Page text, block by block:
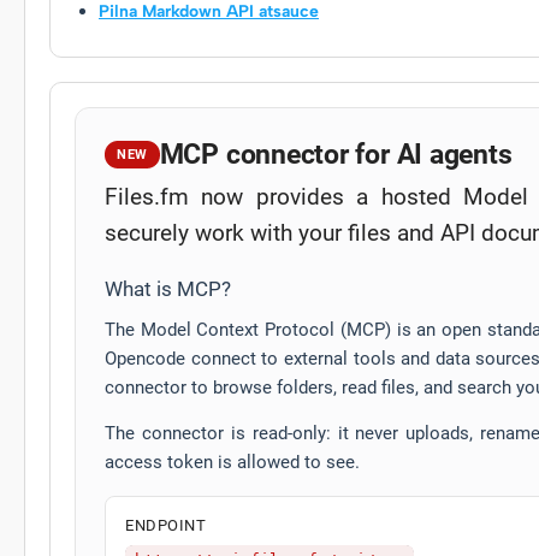
Pilna Markdown API atsauce
NEW MCP connector for AI agents
Files.fm now provides a hosted
securely work with your files and API
What is MCP?
The Model Context Protocol (MCP) is an open
Opencode connect to external tools and data
connector to browse folders, read files, and search
The connector is read-only: it never uploads,
access token is allowed to see.
ENDPOINT